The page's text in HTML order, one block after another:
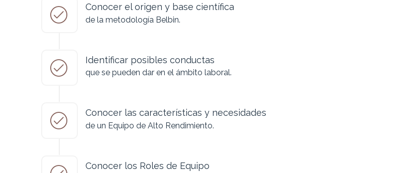
Conocer el origen y base científica
de la metodología Belbin.
Identificar posibles conductas
que se pueden dar en el ámbito laboral.
Conocer las características y necesidades
de un Equipo de Alto Rendimiento.
Conocer los Roles de Equipo